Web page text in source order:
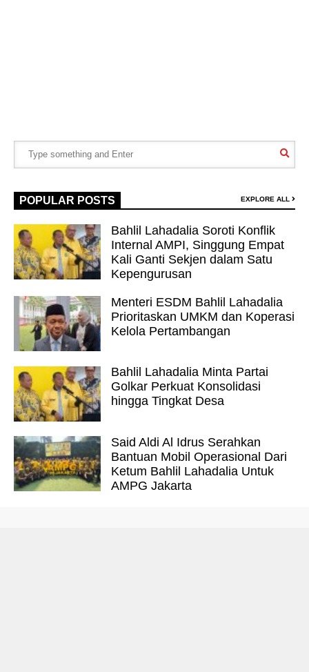
POPULAR POSTS EXPLORE ALL
Bahlil Lahadalia Soroti Konflik
Internal AMPI, Singgung Empat
Kali Ganti Sekjen dalam Satu
Kepengurusan
Menteri ESDM Bahlil Lahadalia
Prioritaskan UMKM dan Koperasi
Kelola Pertambangan
Bahlil Lahadalia Minta Partai
Golkar Perkuat Konsolidasi
hingga Tingkat Desa
Said Aldi Al Idrus Serahkan
Bantuan Mobil Operasional Dari
Ketum Bahlil Lahadalia Untuk
AMPG Jakarta